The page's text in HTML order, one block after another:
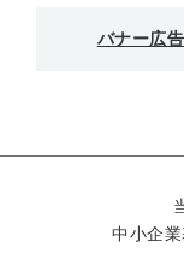
バナー広
中小企